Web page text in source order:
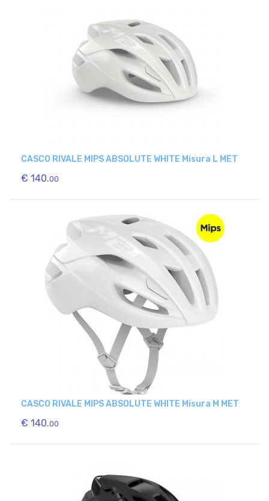
CASCO RIVALE MIPS ABSOLUTE WHITE Misura L MET
€ 140.00
CASCO RIVALE MIPS ABSOLUTE WHITE Misura M MET
€ 140.00